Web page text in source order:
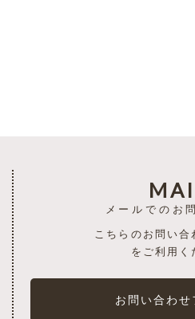
メールでのお
こちらのお問い合
をご利用く
お問い合わせ